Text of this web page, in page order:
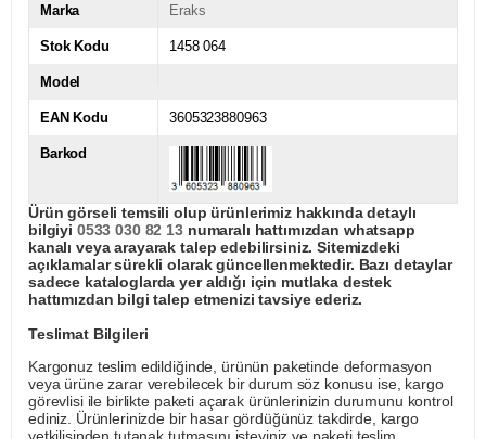
Marka Eraks
Stok Kodu 1458 064
Model
EAN Kodu 3605323880963
Barkod
Ürün görseli temsili olup ürünlerimiz hakkında detaylı
bilgiyi 0533 030 82 13numaralı hattımızdan whatsapp
kanalı veya arayarak talep edebilirsiniz. Sitemizdeki
açıklamalar sürekli olarak güncellenmektedir. Bazı detaylar
sadece kataloglarda yer aldığı için mutlaka destek
hattımızdan bilgi talep etmenizi tavsiye ederiz.
Teslimat Bilgileri
Kargonuz teslim edildiğinde, ürünün paketinde deformasyon
veya ürüne zarar verebilecek bir durum söz konusu ise, kargo
görevlisi ile birlikte paketi açarak ürünlerinizin durumunu kontrol
ediniz. Ürünlerinizde bir hasar gördüğünüz takdirde, kargo